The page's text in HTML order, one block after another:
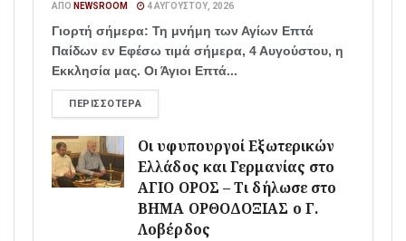
ΑΠΌ NEWSROOM 4 ΑΥΓΟΎΣΤΟΥ, 2026
Γιορτή σήμερα: Τη μνήμη των Αγίων Επτά
Παίδων εν Εφέσω τιμά σήμερα, 4 Αυγούστου, η
Εκκλησία μας. Οι Άγιοι Επτά...
ΠΕΡΙΣΣΌΤΕΡΑ
Οι υφυπουργοί Εξωτερικών
Ελλάδος και Γερμανίας στο
ΑΓΙΟ ΟΡΟΣ – Τι δήλωσε στο
ΒΗΜΑ ΟΡΘΟΔΟΞΙΑΣ ο Γ.
Λοβέρδος